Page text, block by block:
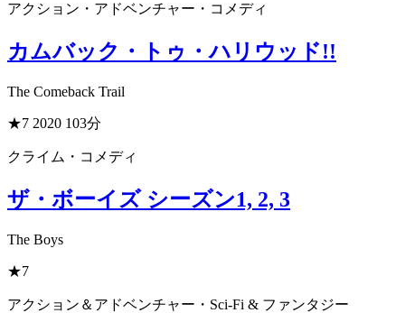
アクション・アドベンチャー・コメディ
カムバック・トゥ・ハリウッド!!
The Comeback Trail
★7 2020 103分
クライム・コメディ
ザ・ボーイズ シーズン1, 2, 3
The Boys
★7
アクション＆アドベンチャー・Sci-Fi & ファンタジー